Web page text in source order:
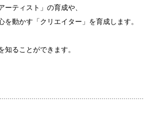
ーティスト」の育成や、
動かす「クリエイター」を育成します。
ることができます。